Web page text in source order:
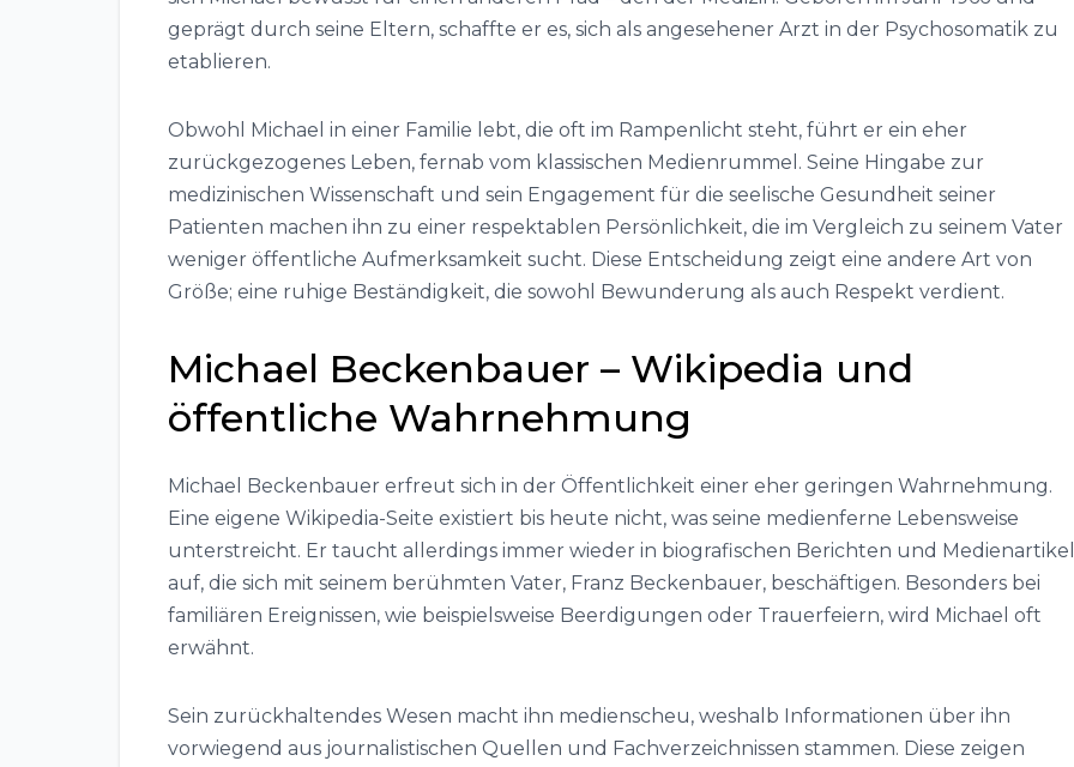
geprägt durch seine Eltern, schaffte er es, sich als angesehener Arzt in der Psychosomatik zu
etablieren.
Obwohl Michael in einer Familie lebt, die oft im Rampenlicht steht, führt er ein eher
zurückgezogenes Leben, fernab vom klassischen Medienrummel. Seine Hingabe zur
medizinischen Wissenschaft und sein Engagement für die seelische Gesundheit seiner
Patienten machen ihn zu einer respektablen Persönlichkeit, die im Vergleich zu seinem Vater
weniger öffentliche Aufmerksamkeit sucht. Diese Entscheidung zeigt eine andere Art von
Größe; eine ruhige Beständigkeit, die sowohl Bewunderung als auch Respekt verdient.
Michael Beckenbauer – Wikipedia und
öffentliche Wahrnehmung
Michael Beckenbauer erfreut sich in der Öffentlichkeit einer eher geringen Wahrnehmung.
Eine eigene Wikipedia-Seite existiert bis heute nicht, was seine medienferne Lebensweise
unterstreicht. Er taucht allerdings immer wieder in biografischen Berichten und
auf, die sich mit seinem berühmten Vater, Franz Beckenbauer, beschäftigen. Besonders bei
familiären Ereignissen, wie beispielsweise Beerdigungen oder Trauerfeiern, wird Michael oft
erwähnt.
Sein zurückhaltendes Wesen macht ihn medienscheu, weshalb Informationen über ihn
vorwiegend aus journalistischen Quellen und Fachverzeichnissen stammen. Diese zeigen